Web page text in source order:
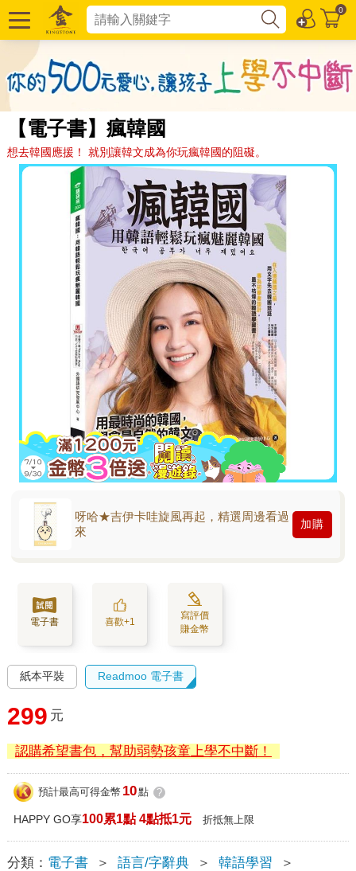
0
【電子書】瘋韓國
想去韓國應援！ 就別讓韓文成為你玩瘋韓國的阻礙。
呀哈★吉伊卡哇旋風再起，精選周邊看過
來
加購
電子書 喜歡+1
寫評價
賺金幣
紙本平裝 Readmoo 電子書
299 元
認購希望書包，幫助弱勢孩童上學不中斷！
預計最高可得金幣 10點 ?
HAPPY GO享100累1點 4點抵1元 折抵無上限
分類： 電子書 ＞ 語言/字辭典 ＞ 韓語學習
＞